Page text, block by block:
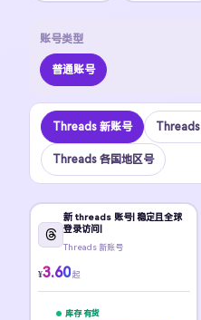
账号类型
普通账号
Threads 新账号 Threads
Threads 各国地区号
新 threads 账号| 稳定且全球
登录访问|
Threads 新账号
¥3.60 起
库存 有货